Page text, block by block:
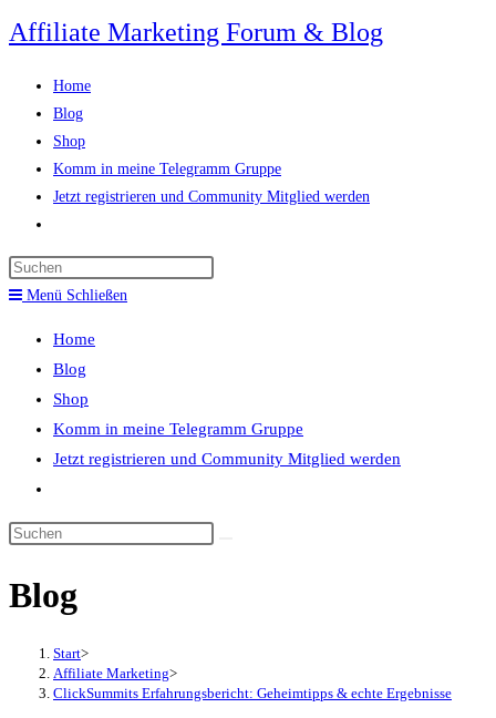
Zum
Inhalt
springen
Affiliate Marketing Forum & Blog
Home
Blog
Shop
Komm in meine Telegramm Gruppe
Jetzt registrieren und Community Mitglied werden
umschalten
panel.
Menü Schließen
Home
Blog
Shop
Komm in meine Telegramm Gruppe
Jetzt registrieren und Community Mitglied werden
umschalten
Diese
durchsuchen
Blog
Start>
Affiliate Marketing>
ClickSummits Erfahrungsbericht: Geheimtipps & echte Ergebnisse